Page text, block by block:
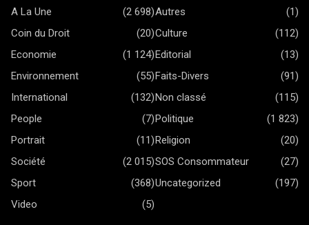
A La Une (2 698)Autres
(1)
Coin du Droit
(20)Culture
(112)
Economie
(1 124)Editorial
(13)
Environnement
(55)Faits-Divers
(91)
International
(132)Non classé
(115)
People
(7)Politique
(1 823)
Portrait
(11)Religion
(20)
Société
(2 015)SOS Consommateur
(27)
Sport
(368)Uncategorized
(197)
Video
(5)